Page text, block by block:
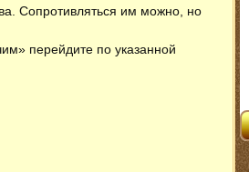
Сопротивляться им можно, но
перейдите по указанной